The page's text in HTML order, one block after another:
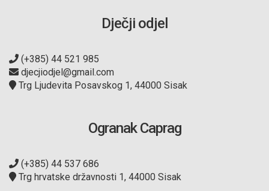
Dječji odjel
(+385) 44 521 985
djecjiodjel@gmail.com
Trg Ljudevita Posavskog 1, 44000 Sisak
Ogranak Caprag
(+385) 44 537 686
Trg hrvatske državnosti 1, 44000 Sisak